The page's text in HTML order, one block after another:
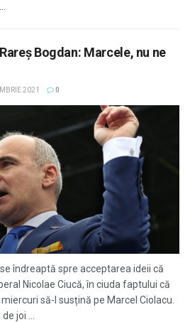
Bogdan: Marcele, nu ne
2021 0
îndreaptă spre acceptarea ideii că
Nicolae Ciucă, în ciuda faptului că
să-l susțină pe Marcel Ciolacu.
joi ...